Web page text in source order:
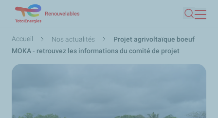
contenu
principal
Renouvelables
Fil
d'Ariane
Accueil Nos actualités
Projet agrivoltaïque boeuf
MOKA - retrouvez les informations du comité de projet